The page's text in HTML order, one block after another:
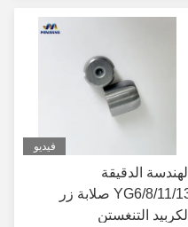
فيديو
الهندسة الدقيقة
YG6/8/11/13 صلابة زر
الكربيد التنغستن